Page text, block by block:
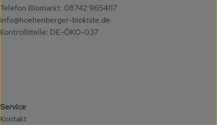
Telefon Biomarkt: 08742 9654117
info@hoehenberger-biokiste.de
Kontrollstelle: DE-ÖKO-037
Service
Kontakt